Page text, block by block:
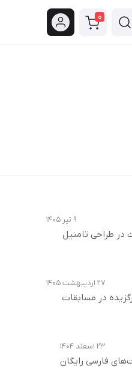
0
۹ تیر ۱۴۰۵
در طراحی تامنیل
۲۷ اردیبهشت ۱۴۰۵
در مسابقات
۲۳ اسفند ۱۴۰۴
فارسی رایگان